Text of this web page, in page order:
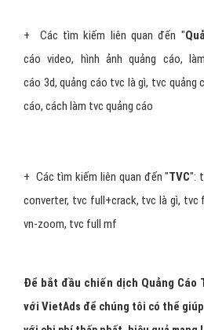
+ Các tìm kiếm liên quan đến "
cáo video, hình ảnh quảng cáo,
cáo 3d,quảng cáo tvc là gì, tvc quảng
cáo, cách làm tvc quảng cáo
+ Các tìm kiếm liên quan đến "TVC":
converter, tvc full+crack, tvc là gì, tvc
vn-zoom, tvc full mf
Để bắt đầu chiến dịch Quảng Cáo
vớiVietAds để chúng tôi có thể